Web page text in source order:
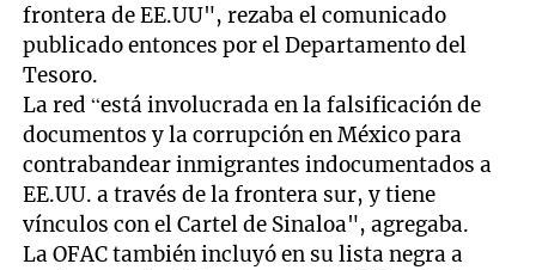
frontera de EE.UU", rezaba el comunicado
publicado entonces por el Departamento del
Tesoro.
La red “está involucrada en la falsificación de
documentos y la corrupción en México para
contrabandear inmigrantes indocumentados a
EE.UU. a través de la frontera sur, y tiene
vínculos con el Cartel de Sinaloa", agregaba.
La OFAC también incluyó en su lista negra a